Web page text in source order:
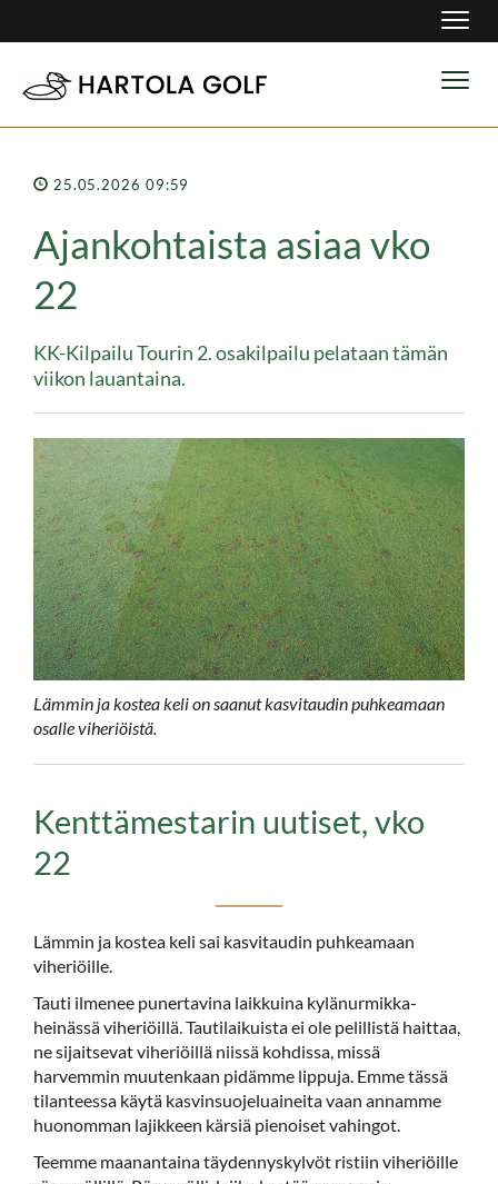
25.05.2026 09:59
Ajankohtaista asiaa vko
22
KK-Kilpailu Tourin 2. osakilpailu pelataan tämän
viikon lauantaina.
Lämmin ja kostea keli on saanut kasvitaudin puhkeamaan
osalle viheriöistä.
Kenttämestarin uutiset, vko
22
Lämmin ja kostea keli sai kasvitaudin puhkeamaan
viheriöille.
Tauti ilmenee punertavina laikkuina kylänurmikka-
heinässä viheriöillä. Tautilaikuista ei ole pelillistä haittaa,
ne sijaitsevat viheriöillä niissä kohdissa, missä
harvemmin muutenkaan pidämme lippuja. Emme tässä
tilanteessa käytä kasvinsuojeluaineita vaan annamme
huonomman lajikkeen kärsiä pienoiset vahingot.
Teemme maanantaina täydennyskylvöt ristiin viheriöille